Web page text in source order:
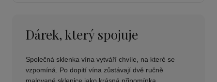
Dárek, který spojuje
Společná sklenka vína vytváří chvíle, na které se
vzpomíná. Po dopití vína zůstávají dvě ručně